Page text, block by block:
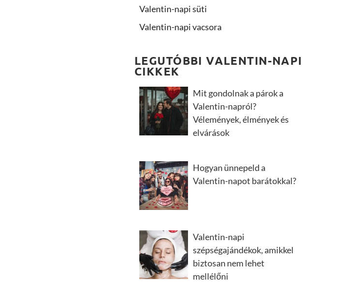
Valentin-napi süti
Valentin-napi vacsora
LEGUTÓBBI VALENTIN-NAPI
CIKKEK
Mit gondolnak a párok a
Valentin-napról?
Vélemények, élmények és
elvárások
Hogyan ünnepeld a
Valentin-napot barátokkal?
Valentin-napi
szépségajándékok, amikkel
biztosan nem lehet
mellélőni